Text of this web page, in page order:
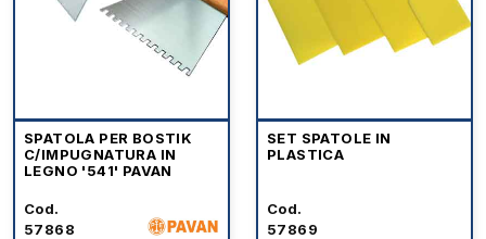
SPATOLA PER BOSTIK
C/IMPUGNATURA IN
LEGNO '541' PAVAN
Cod.
57868
SET SPATOLE IN
PLASTICA
Cod.
57869